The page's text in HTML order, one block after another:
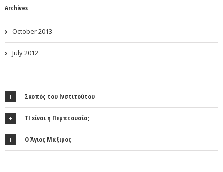
Archives
October 2013
July 2012
Σκοπός του Ινστιτούτου
ΤΙ είναι η Πεμπτουσία;
Ο Άγιος Μάξιμος